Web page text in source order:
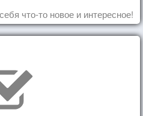
что-то новое и интересное!